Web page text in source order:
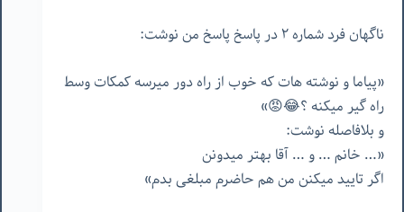
ناگهان فرد شماره ٢ در پاسخ پاسخ من نوشت:
«پیاما و نوشته هات که خوب از راه دور میرسه کمکات وسط
راه گیر میکنه ؟😂😡»
و بلافاصله نوشت:
«… خانم … و … آقا بهتر میدونن
اگر تایید میکنن من هم حاضرم مبلغی بدم»